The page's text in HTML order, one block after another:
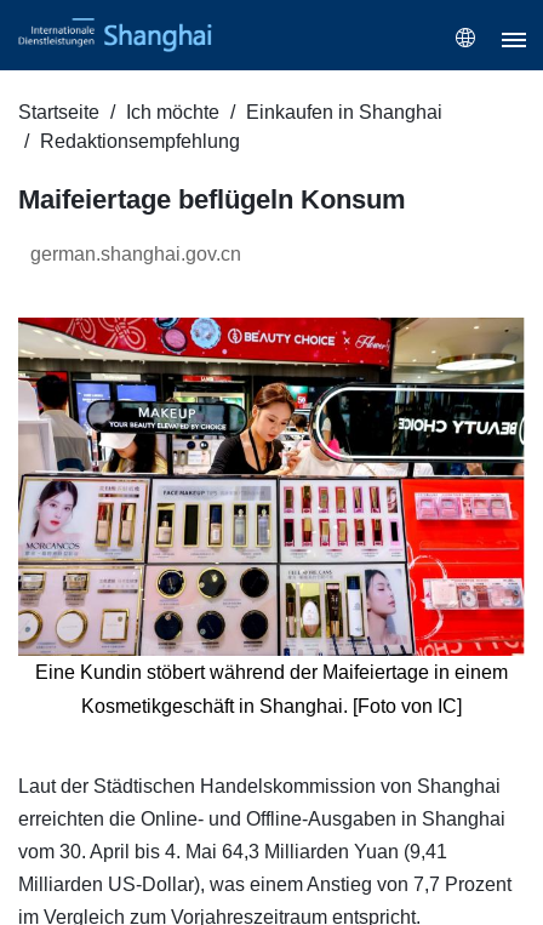
Startseite Ich möchte
Einkaufen in Shanghai
Redaktionsempfehlung
Maifeiertage beflügeln Konsum
german.shanghai.gov.cn
Eine Kundin stöbert während der Maifeiertage in einem
Kosmetikgeschäft in Shanghai. [Foto von IC]
​Laut der Städtischen Handelskommission von Shanghai
erreichten die Online- und Offline-Ausgaben in Shanghai
vom 30. April bis 4. Mai 64,3 Milliarden Yuan (9,41
Milliarden US-Dollar), was einem Anstieg von 7,7 Prozent
im Vergleich zum Vorjahreszeitraum entspricht.